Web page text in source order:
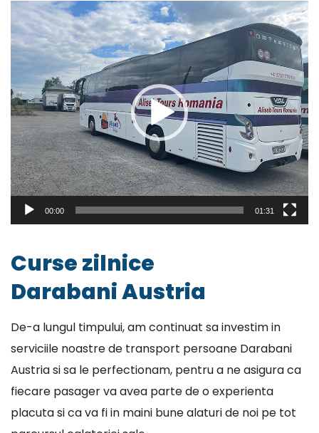
Player
video
00:00 01:31
Curse zilnice
Darabani Austria
De-a lungul timpului, am continuat sa investim in
serviciile noastre de transport persoane Darabani
Austria si sa le perfectionam, pentru a ne asigura ca
fiecare pasager va avea parte de o experienta
placuta si ca va fi in maini bune alaturi de noi pe tot